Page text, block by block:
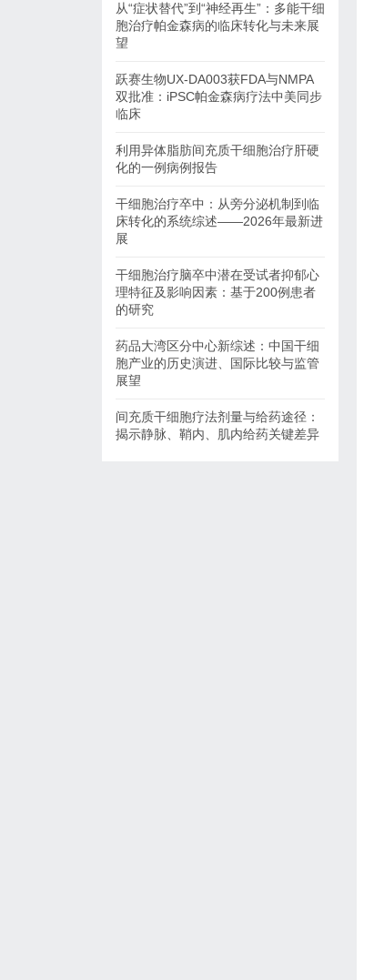
从“症状替代”到“神经再生”：多能干细
胞治疗帕金森病的临床转化与未来展
望
跃赛生物UX-DA003获FDA与NMPA
双批准：iPSC帕金森病疗法中美同步
临床
利用异体脂肪间充质干细胞治疗肝硬
化的一例病例报告
干细胞治疗卒中：从旁分泌机制到临
床转化的系统综述——2026年最新进
展
干细胞治疗脑卒中潜在受试者抑郁心
理特征及影响因素：基于200例患者
的研究
药品大湾区分中心新综述：中国干细
胞产业的历史演进、国际比较与监管
展望
间充质干细胞疗法剂量与给药途径：
揭示静脉、鞘内、肌内给药关键差异